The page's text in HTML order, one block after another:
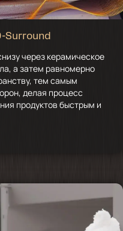
Surround
через керамическое
а затем равномерно
тем самым
делая процесс
продуктов быстрым и